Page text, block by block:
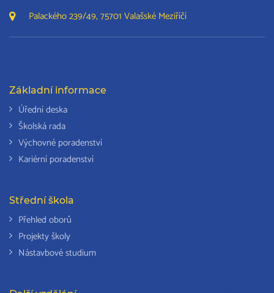
Palackého 239/49, 75701 Valašské Meziříčí
Základní informace
Úřední deska
Školská rada
Výchovné poradenství
Kariérní poradenství
Střední škola
Přehled oborů
Projekty školy
Nástavbové studium